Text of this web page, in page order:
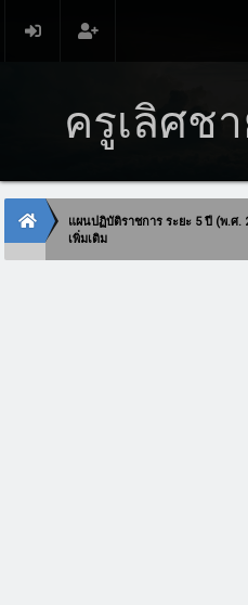
ครูเลิศช
แผนปฏิบัติราชการ ระยะ 5 ปี (พ.ศ
เพิ่มเติม